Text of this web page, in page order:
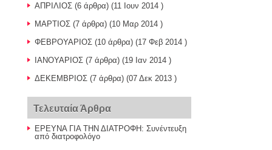
ΑΠΡΙΛΙΟΣ (6 άρθρα) (11 Ιουν 2014 )
ΜΑΡΤΙΟΣ (7 άρθρα) (10 Μαρ 2014 )
ΦΕΒΡΟΥΑΡΙΟΣ (10 άρθρα) (17 Φεβ 2014 )
ΙΑΝΟΥΑΡΙΟΣ (7 άρθρα) (19 Ιαν 2014 )
ΔΕΚΕΜΒΡΙΟΣ (7 άρθρα) (07 Δεκ 2013 )
Τελευταία Άρθρα
ΕΡΕΥΝΑ ΓΙΑ ΤΗΝ ΔΙΑΤΡΟΦΗ: Συνέντευξη
από διατροφολόγο